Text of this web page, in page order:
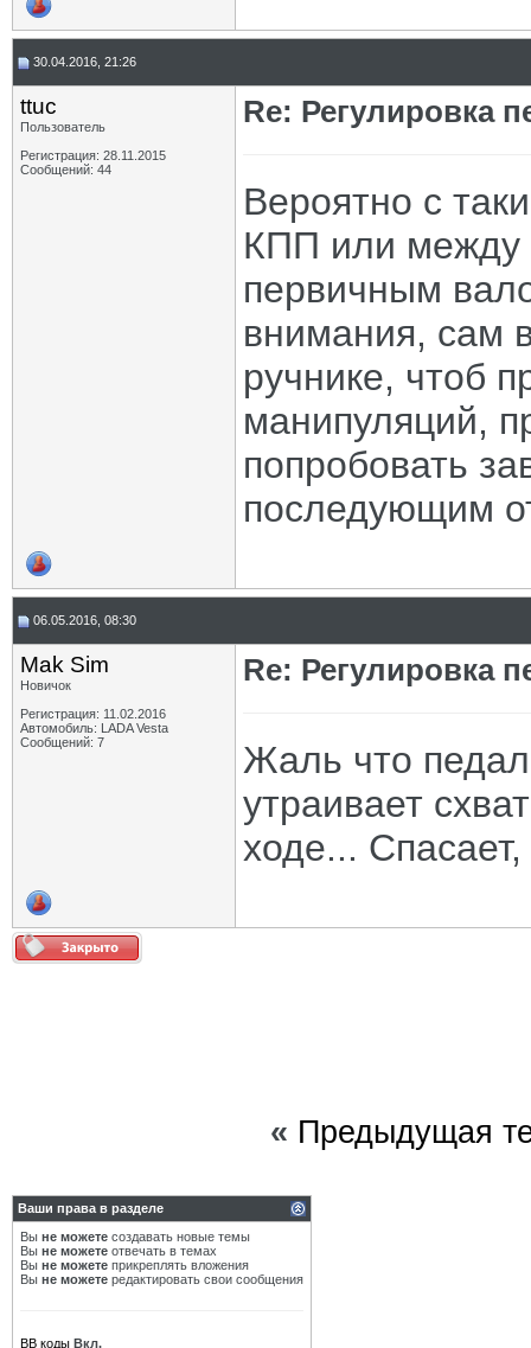
30.04.2016, 21:26
ttuc
Пользователь
Регистрация: 28.11.2015
Сообщений: 44
Re: Регулировка
Вероятно с
КПП или между
первичным
внимания, сам
ручнике, чтоб
манипуляций,
попробовать
последующим
06.05.2016, 08:30
Mak Sim
Новичок
Регистрация: 11.02.2016
Автомобиль: LADA Vesta
Сообщений: 7
Re: Регулировка
Жаль что
утраивает
ходе...
« Предыдущая
Ваши права в разделе
Вы не можете создавать новые темы
Вы не можете отвечать в темах
Вы не можете прикреплять вложения
Вы не можете редактировать свои сообщения
BB коды Вкл.